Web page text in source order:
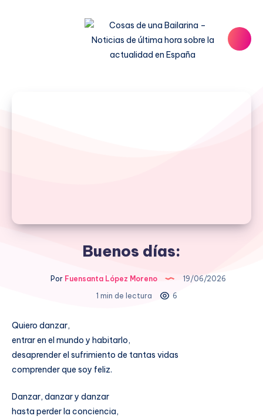
Buenos días:
Por Fuensanta López Moreno
19/06/2026
1 min de lectura
6
Quiero danzar,
entrar en el mundo y habitarlo,
desaprender el sufrimiento de tantas vidas
comprender que soy feliz.
Danzar, danzar y danzar
hasta perder la conciencia,